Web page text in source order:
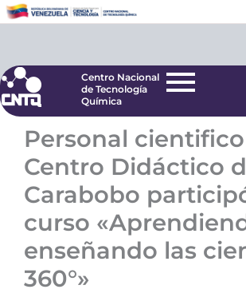
al
Centro Nacional
de Tecnología
Centro Nacional
de Tecnología
Química
Personal
Centro Didáctico
Carabobo
curso
enseñando las
360°»